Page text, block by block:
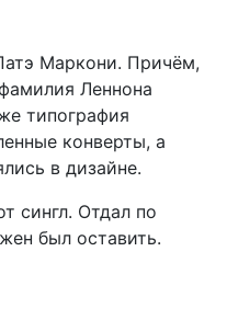
Маркони. Причём,
Леннона
типография
конверты, а
в дизайне.
сингл. Отдал по
был оставить.